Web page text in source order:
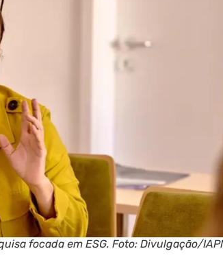
focada em ESG. Foto: Divulgação/